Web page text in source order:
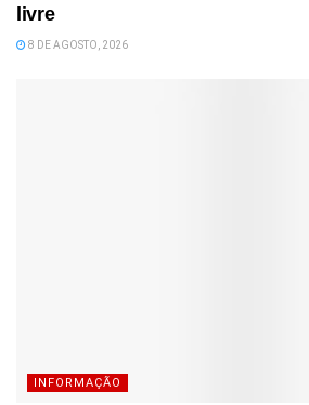
livre
8 DE AGOSTO, 2026
INFORMAÇÃO